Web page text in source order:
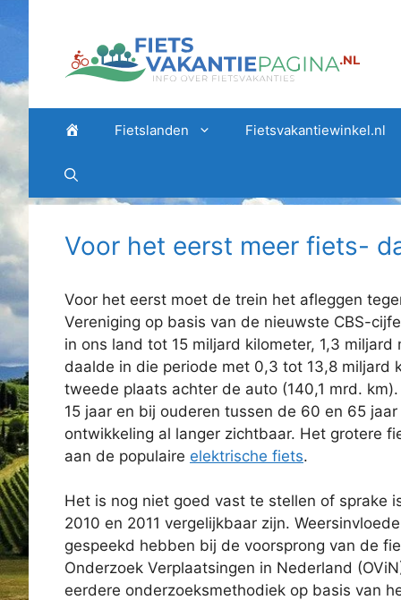
inhoud
HomeFietslanden Fietsvakantiewinkel.nl
Voor het eerst meer fiets-
Voor het eerst moet de trein het afleggen
Vereniging op basis van de nieuwste CBS-
in ons land tot 15 miljard kilometer, 1,3
daalde in die periode met 0,3 tot 13,8 miljard
tweede plaats achter de auto (140,1 mrd.
15 jaar en bij ouderen tussen de 60 en 65
ontwikkeling al langer zichtbaar. Het grotere
aan de populaire elektrische fiets.
Het is nog niet goed vast te stellen of sprake
2010 en 2011 vergelijkbaar zijn.
gespeekd hebben bij de voorsprong van de
Onderzoek Verplaatsingen in Nederland
eerdere onderzoeksmethodiek op basis van